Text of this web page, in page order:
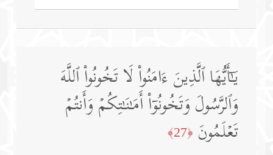
یَـٰۤأَیُّهَا ٱلَّذِینَ ءَامَنُوا۟ لَا تَخُونُوا۟ ٱللَّهَ
وَٱلرَّسُولَ وَتَخُونُوۤا۟ أَمَـٰنَـٰتِكُمۡ وَأَنتُمۡ
تَعۡلَمُونَ ﴿27﴾